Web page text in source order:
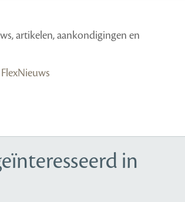
artikelen, aankondigingen en
in